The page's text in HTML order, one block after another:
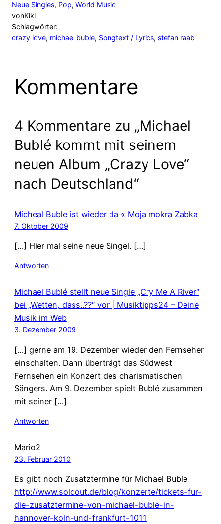
Neue Singles, Pop, World Music
vonKiki
Schlagwörter:
crazy love, michael buble, Songtext / Lyrics, stefan raab
Kommentare
4 Kommentare zu „Michael
Bublé kommt mit seinem
neuen Album „Crazy Love“
nach Deutschland“
Micheal Buble ist wieder da « Moja mokra Zabka
7. Oktober 2009
[…] Hier mal seine neue Singel. […]
Antworten
Michael Bublé stellt neue Single „Cry Me A River“
bei „Wetten, dass..??“ vor | Musiktipps24 – Deine
Musik im Web
3. Dezember 2009
[…] gerne am 19. Dezember wieder den Fernseher
einschalten. Dann überträgt das Südwest
Fernsehen ein Konzert des charismatischen
Sängers. Am 9. Dezember spielt Bublé zusammen
mit seiner […]
Antworten
Mario2
23. Februar 2010
Es gibt noch Zusatztermine für Michael Buble
http://www.soldout.de/blog/konzerte/tickets-fur-
die-zusatztermine-von-michael-buble-in-
hannover-koln-und-frankfurt-1011